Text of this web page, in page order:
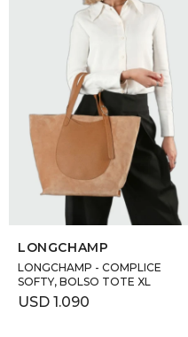
SELECCIONAR TALLE
LONGCHAMP
LONGCHAMP - COMPLICE
SOFTY, BOLSO TOTE XL
USD 1.090